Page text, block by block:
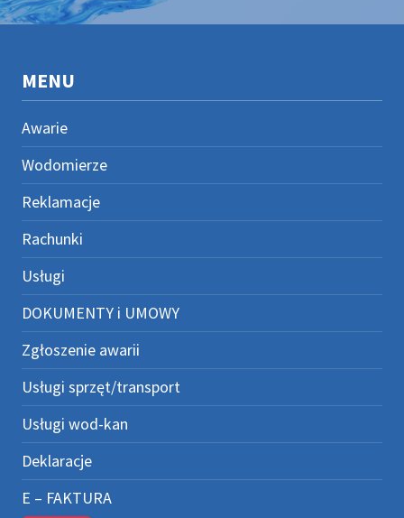
MENU
Awarie
Wodomierze
Reklamacje
Rachunki
Usługi
DOKUMENTY i UMOWY
Zgłoszenie awarii
Usługi sprzęt/transport
Usługi wod-kan
Deklaracje
E – FAKTURA